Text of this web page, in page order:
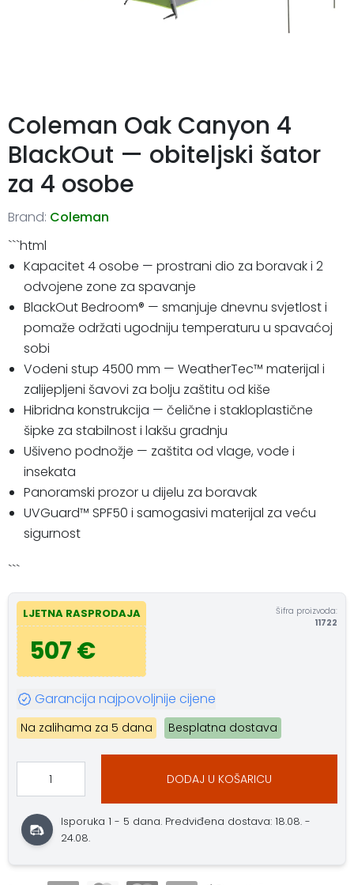
Coleman Oak Canyon 4
BlackOut — obiteljski šator
za 4 osobe
Brand: Coleman
```html
Kapacitet 4 osobe — prostrani dio za boravak i 2
odvojene zone za spavanje
BlackOut Bedroom® — smanjuje dnevnu svjetlost i
pomaže održati ugodniju temperaturu u spavaćoj
sobi
Vodeni stup 4500 mm — WeatherTec™ materijal i
zalijepljeni šavovi za bolju zaštitu od kiše
Hibridna konstrukcija — čelične i stakloplastične
šipke za stabilnost i lakšu gradnju
Ušiveno podnožje — zaštita od vlage, vode i
insekata
Panoramski prozor u dijelu za boravak
UVGuard™ SPF50 i samogasivi materijal za veću
sigurnost
```
LJETNA RASPRODAJA
507 €
Šifra proizvoda:
11722
Garancija najpovoljnije cijene
Na zalihama za 5 dana Besplatna dostava
DODAJ U KOŠARICU
Isporuka 1 - 5 dana. Predviđena dostava: 18.08. -
24.08.